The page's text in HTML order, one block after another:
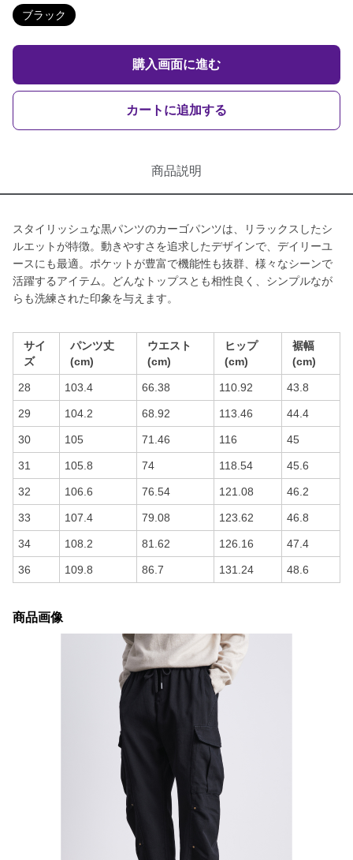
ブラック
購入画面に進む
カートに追加する
商品説明
スタイリッシュな黒パンツのカーゴパンツは、リラックスしたシ
ルエットが特徴。動きやすさを追求したデザインで、デイリーユ
ースにも最適。ポケットが豊富で機能性も抜群、様々なシーンで
活躍するアイテム。どんなトップスとも相性良く、シンプルなが
らも洗練された印象を与えます。
サイ
ズ
パンツ丈
(cm)
ウエスト
(cm)
ヒップ
(cm)
裾幅
(cm)
28 103.4 66.38 110.92 43.8
29 104.2 68.92 113.46 44.4
30 105 71.46 116 45
31 105.8 74 118.54 45.6
32 106.6 76.54 121.08 46.2
33 107.4 79.08 123.62 46.8
34 108.2 81.62 126.16 47.4
36 109.8 86.7 131.24 48.6
商品画像